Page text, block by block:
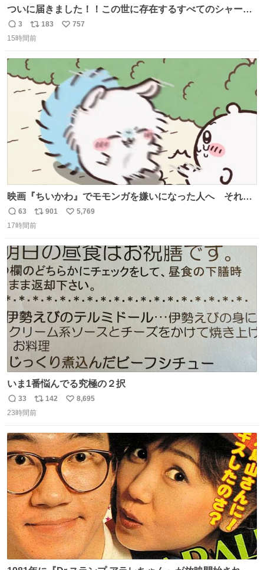
ついに届きました！！この世に存在するすべてのシャーロ
ック・ホームズに「ワトソン」と喋ってもらうためのアク
スタです！！！
返
信
3
リ
ポ
数
183
い
757
15時間前
映画『ちいかわ』でモモンガを嫌いになった人へ それで
も愛される理由と可能性 kai-you.net/article/96186 『映画
ちいかわ 人魚の島のひみつ』を3回観て、原作も追ってい
す。ちいかわ初心者向けです🖊
返
信
63
リ
ポ
ト
数
901
い
数
5,769
17時間前
いま1番悩んでる究極の２択
返
信
33
リ
ポ
ト
数
142
い
数
8,695
23時間前